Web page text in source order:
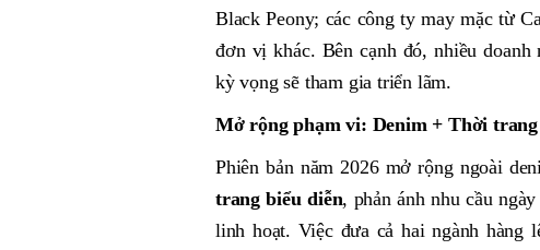
Black Peony; các công ty may mặc từ
đơn vị khác. Bên cạnh đó, nhiều
kỳ vọng sẽ tham gia triển lãm.
Mở rộng phạm vi: Denim + Thời
Phiên bản năm 2026 mở rộng ngoài
trang biểu diễn, phản ánh nhu cầu
linh hoạt. Việc đưa cả hai ngành hàng